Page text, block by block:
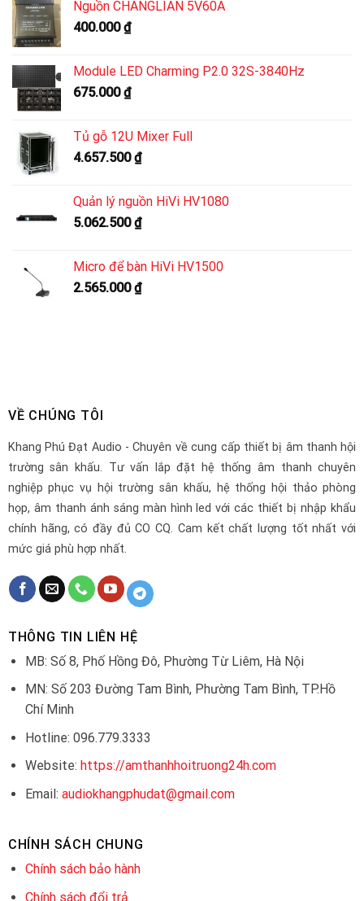
Nguồn CHANGLIAN 5V60A
400.000₫
Module LED Charming P2.0 32S-3840Hz
675.000₫
Tủ gỗ 12U Mixer Full
4.657.500₫
Quản lý nguồn HiVi HV1080
5.062.500₫
Micro để bàn HiVi HV1500
2.565.000₫
VỀ CHÚNG TÔI
Khang Phú Đạt Audio - Chuyên về cung cấp thiết bị âm thanh hội
trường sân khấu. Tư vấn lắp đặt hệ thống âm thanh chuyên
nghiệp phục vụ hội trường sân khấu, hệ thống hội thảo phòng
họp, âm thanh ánh sáng màn hình led với các thiết bị nhập khẩu
chính hãng, có đầy đủ CO CQ. Cam kết chất lượng tốt nhất với
mức giá phù hợp nhất.
THÔNG TIN LIÊN HỆ
MB: Số 8, Phố Hồng Đô, Phường Từ Liêm, Hà Nội
MN: Số 203 Đường Tam Bình, Phường Tam Bình, TP.Hồ
Chí Minh
Hotline: 096.779.3333
Website: https://amthanhhoitruong24h.com
Email: audiokhangphudat@gmail.com
CHÍNH SÁCH CHUNG
Chính sách bảo hành
Chính sách đổi trả